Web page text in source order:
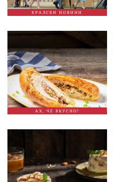
КРАЛСКИ НОВИНИ
АХ, ЧЕ ВКУСНО!